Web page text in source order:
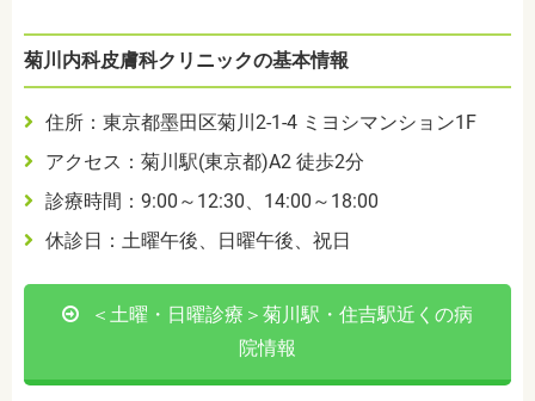
菊川内科皮膚科クリニックの基本情報
住所：東京都墨田区菊川2-1-4 ミヨシマンション1F
アクセス：菊川駅(東京都)A2 徒歩2分
診療時間：9:00～12:30、14:00～18:00
休診日：土曜午後、日曜午後、祝日
＜土曜・日曜診療＞菊川駅・住吉駅近くの病
院情報